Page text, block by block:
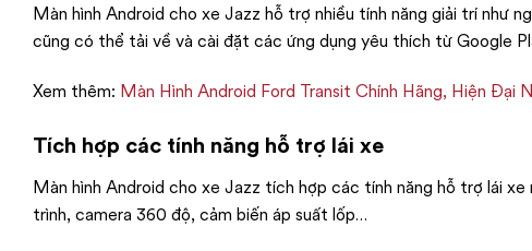
Màn hình Android cho xe Jazz hỗ trợ nhiều tính năng giải trí như
cũng có thể tải về và cài đặt các ứng dụng yêu thích từ Google
Xem thêm: Màn Hình Android Ford Transit Chính Hãng, Hiện Đại
Tích hợp các tính năng hỗ trợ lái xe
Màn hình Android cho xe Jazz tích hợp các tính năng hỗ trợ lái
trình, camera 360 độ, cảm biến áp suất lốp…